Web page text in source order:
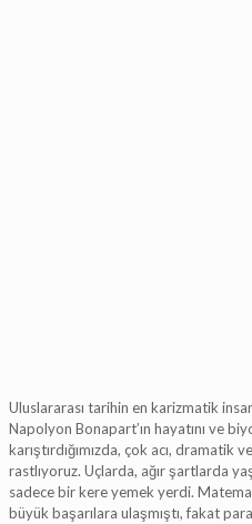
Uluslararası tarihin en karizmatik
Napolyon Bonapart’ın hayatını ve
karıştırdığımızda, çok acı, dramatik
rastlıyoruz. Uçlarda, ağır şartlarda
sadece bir kere yemek yerdi.
büyük başarılara ulaşmıştı, fakat